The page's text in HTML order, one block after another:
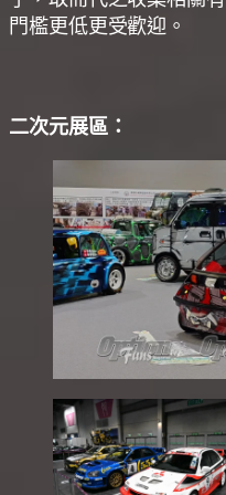
門檻更低更受歡迎。
二次元展區：